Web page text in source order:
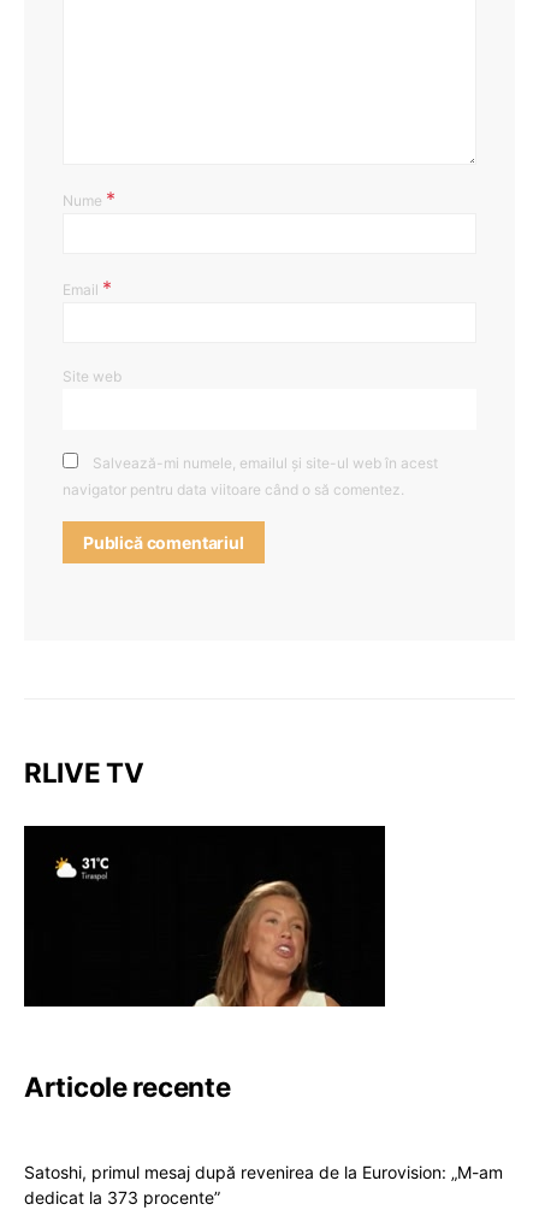
Nume *
Email *
Site web
Salvează-mi numele, emailul și site-ul web în acest
navigator pentru data viitoare când o să comentez.
RLIVE TV
Articole recente
Satoshi, primul mesaj după revenirea de la Eurovision: „M-am
dedicat la 373 procente”